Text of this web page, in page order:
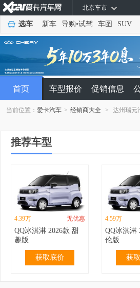
北京车市
选车 新车 导购•试驾 车图 SUV
首页 车型报价 促销信息
当前位置：爱卡汽车 > 经销商大全 > 达州瑞元
推荐车型
4.39万 无优惠
QQ冰淇淋 2026款 甜
趣版
获取底价
4.59万
QQ冰淇淋
伦版
获